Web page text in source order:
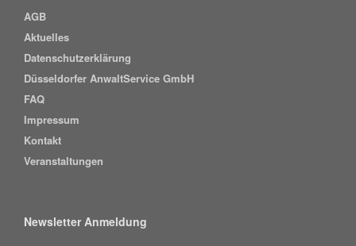
AGB
Aktuelles
Datenschutzerklärung
Düsseldorfer AnwaltService GmbH
FAQ
Impressum
Kontakt
Veranstaltungen
Newsletter Anmeldung